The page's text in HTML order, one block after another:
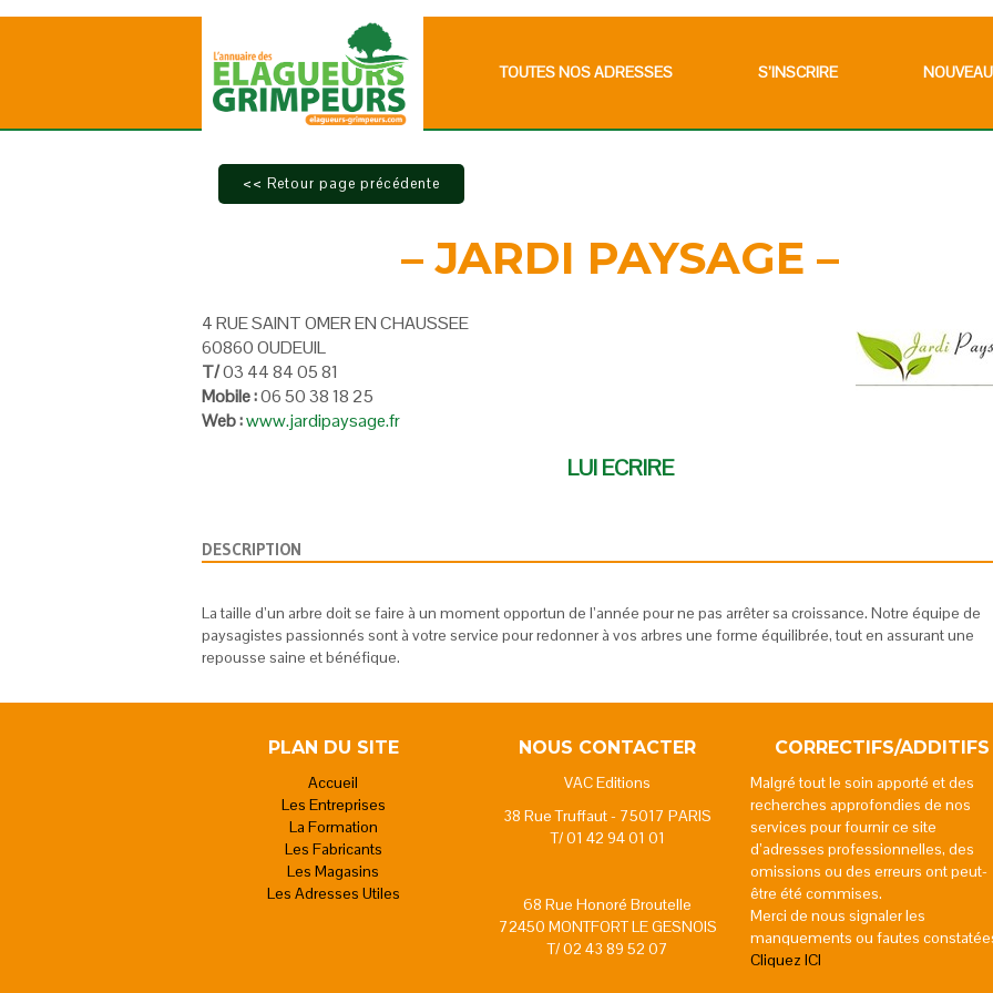
TOUTES NOS ADRESSES S’INSCRIRE
– JARDI PAYSAGE –
4 RUE SAINT OMER EN CHAUSSEE
60860 OUDEUIL
T/03 44 84 05 81
Mobile :06 50 38 18 25
Web :www.jardipaysage.fr
LUI ECRIRE
DESCRIPTION
La taille d’un arbre doit se faire à un moment opportun de l’année pour ne pas arrêter sa croissance. Notre équipe de
paysagistes passionnés sont à votre service pour redonner à vos arbres une forme équilibrée, tout en assurant une
repousse saine et bénéfique.
PLAN DU SITE
Accueil
Les Entreprises
La Formation
Les Fabricants
Les Magasins
Les Adresses Utiles
NOUS CONTACTER
VAC Editions
38 Rue Truffaut - 75017 PARIS
T/ 01 42 94 01 01
68 Rue Honoré Broutelle
72450 MONTFORT LE GESNOIS
T/ 02 43 89 52 07
CORRECTIFS/ADDITIFS
Malgré tout le soin apporté et des
recherches approfondies de nos
services pour fournir ce site
d’adresses professionnelles, des
omissions ou des erreurs ont peut-
être été commises.
Merci de nous signaler les
manquements ou fautes
Cliquez ICI